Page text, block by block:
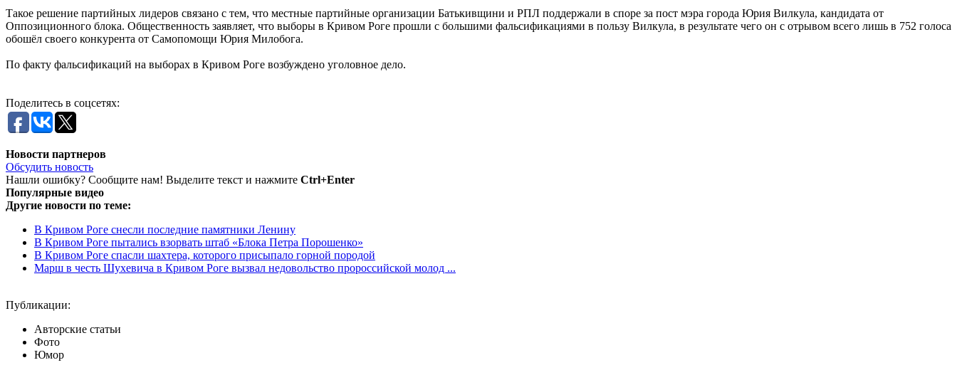
Такое решение партийных лидеров связано с тем, что местные партийные организации Батькивщини и РПЛ поддержали в споре за пост мэра города Юрия Вилкула, кандидата от
Оппозиционного блока. Общественность заявляет, что выборы в Кривом Роге прошли с большими фальсификациями в пользу Вилкула, в результате чего он с отрывом всего лишь в 752 голоса
обошёл своего конкурента от Самопомощи Юрия Милобога.
По факту фальсификаций на выборах в Кривом Роге возбуждено уголовное дело.
Поделитесь в соцсетях:
Новости партнеров
Обсудить новость
Нашли ошибку? Сообщите нам! Выделите текст и нажмите Ctrl+Enter
Популярные видео
Другие новости по теме:
В Кривом Роге снесли последние памятники Ленину
В Кривом Роге пытались взорвать штаб «Блока Петра Порошенко»
В Кривом Роге спасли шахтера, которого присыпало горной породой
Марш в честь Шухевича в Кривом Роге вызвал недовольство пророссийской молод ...
Публикации:
Авторские статьи
Фото
Юмор